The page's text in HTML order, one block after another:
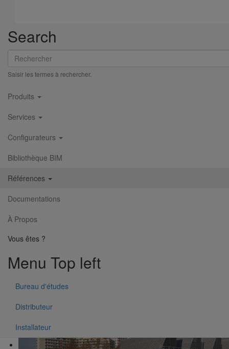
Search
Rechercher
Saisir les termes à rechercher.
Main
navigation
Produits
Services
Configurateurs
Bibliothèque BIM
Références
Documentations
À Propos
Vous êtes ?
Menu Top left
Bureau d'études
Distributeur
Installateur
Club Med "la Sarenne"